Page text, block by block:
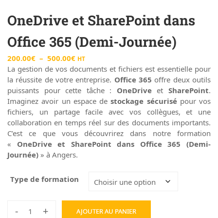
OneDrive et SharePoint dans
Office 365 (Demi-Journée)
200.00€ – 500.00€ HT
La gestion de vos documents et fichiers est essentielle pour
la réussite de votre entreprise. Office 365 offre deux outils
puissants pour cette tâche : OneDriveetSharePoint.
Imaginez avoir un espace destockage sécurisépour vos
fichiers, un partage facile avec vos collègues, et une
collaboration en temps réel sur des documents importants.
C’est ce que vous découvrirez dans notre formation
« OneDrive et SharePoint dans Office 365 (Demi-
Journée) » à Angers.
Type de formation
- + AJOUTER AU PANIER